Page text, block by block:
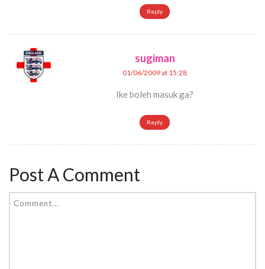
Reply
sugiman
01/06/2009 at 15:28
Ike boleh masuk ga?
Reply
Post A Comment